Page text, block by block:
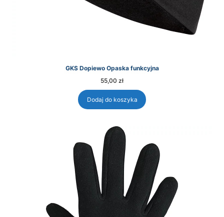
GKS Dopiewo Opaska funkcyjna
55,00 zł
Dodaj do koszyka